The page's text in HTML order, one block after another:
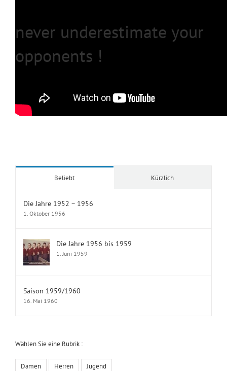
never underestimate your
opponents !
VonKarl Schöpp
Beliebt Kürzlich
Die Jahre 1952 – 1956
1. Oktober 1956
Die Jahre 1956 bis 1959
1. Juni 1959
Saison 1959/1960
16. Mai 1960
Wählen Sie eine Rubrik :
Damen Herren Jugend